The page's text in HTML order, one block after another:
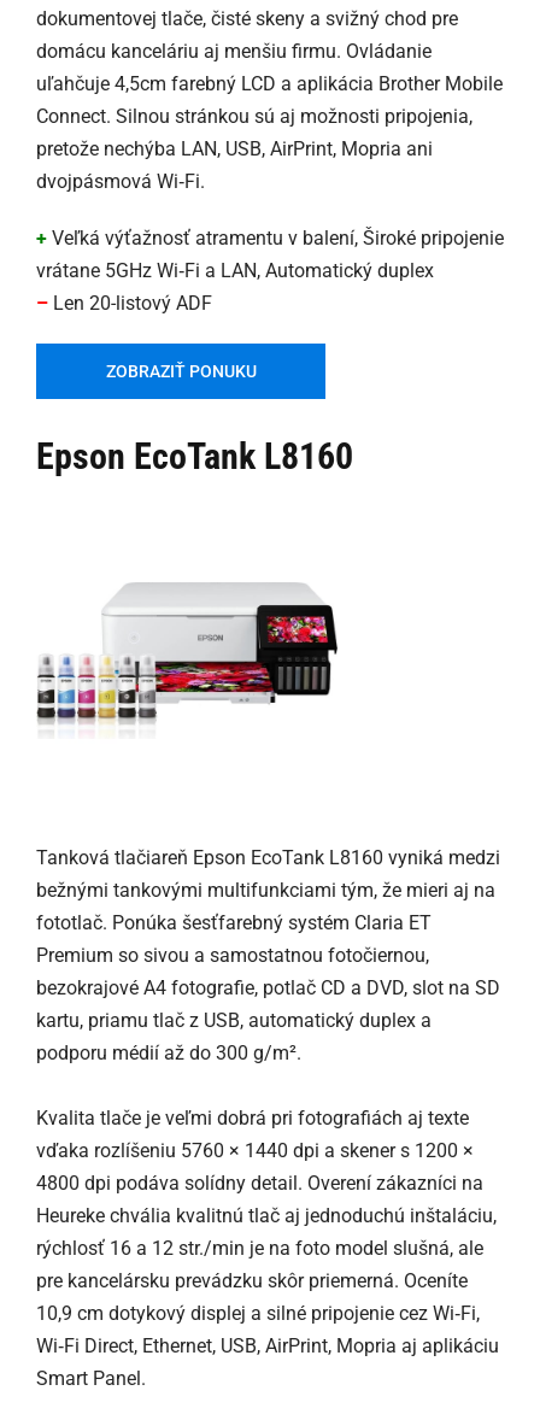
dokumentovej tlače, čisté skeny a svižný chod pre
domácu kanceláriu aj menšiu firmu. Ovládanie
uľahčuje 4,5cm farebný LCD a aplikácia Brother Mobile
Connect. Silnou stránkou sú aj možnosti pripojenia,
pretože nechýba LAN, USB, AirPrint, Mopria ani
dvojpásmová Wi‑Fi.
+ Veľká výťažnosť atramentu v balení, Široké pripojenie
vrátane 5GHz Wi‑Fi a LAN, Automatický duplex
– Len 20-listový ADF
ZOBRAZIŤ PONUKU
Epson EcoTank L8160
Tanková tlačiareň Epson EcoTank L8160 vyniká medzi
bežnými tankovými multifunkciami tým, že mieri aj na
fototlač. Ponúka šesťfarebný systém Claria ET
Premium so sivou a samostatnou fotočiernou,
bezokrajové A4 fotografie, potlač CD a DVD, slot na SD
kartu, priamu tlač z USB, automatický duplex a
podporu médií až do 300 g/m².
Kvalita tlače je veľmi dobrá pri fotografiách aj texte
vďaka rozlíšeniu 5760 × 1440 dpi a skener s 1200 ×
4800 dpi podáva solídny detail. Overení zákazníci na
Heureke chvália kvalitnú tlač aj jednoduchú inštaláciu,
rýchlosť 16 a 12 str./min je na foto model slušná, ale
pre kancelársku prevádzku skôr priemerná. Oceníte
10,9 cm dotykový displej a silné pripojenie cez Wi‑Fi,
Wi‑Fi Direct, Ethernet, USB, AirPrint, Mopria aj aplikáciu
Smart Panel.